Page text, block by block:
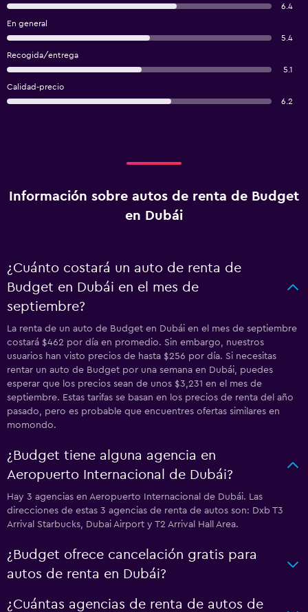
6.4
En general
5.4
Recogida/entrega
5.1
Calidad-precio
6.2
Información sobre autos de renta de Budget
en Dubái
¿Cuánto costará un auto de renta de
Budget en Dubái en el mes de
septiembre?
La renta de un auto de Budget en Dubái en el mes de septiembre
costará $462 por día en promedio. Sin embargo, nuestros
usuarios han visto precios de hasta $256 por día. Si necesitas
rentar un auto de Budget por una semana en Dubái, puedes
esperar que los precios sean de unos $3,231 en el mes de
septiembre. Estas tarifas se basan en los precios de renta del año
pasado, pero es probable que encuentres ofertas similares en
momondo.
¿Budget tiene alguna agencia en
Aeropuerto Internacional de Dubái?
Hay 3 agencias en Aeropuerto Internacional de Dubái. Las
direcciones de estas 3 agencias de renta de autos son: Dxb T3
Arrival Starbucks, Dubai Airport y T2 Arrival Hall Area.
¿Budget ofrece cancelación gratis para
autos de renta en Dubái?
¿Cuántas agencias de renta de autos de